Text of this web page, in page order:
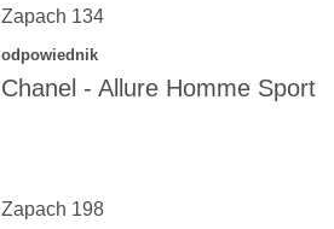
Zapach 134
odpowiednik
Chanel - Allure Homme Sport
Zapach 198